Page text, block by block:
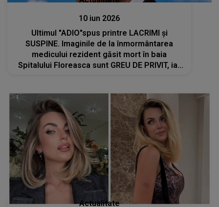
10 iun 2026
Ultimul "ADIO"spus printre LACRIMI și
SUSPINE. Imaginile de la înmormântarea
medicului rezident găsit mort în baia
Spitalului Floreasca sunt GREU DE PRIVIT, iar
bisericii
Actualitate